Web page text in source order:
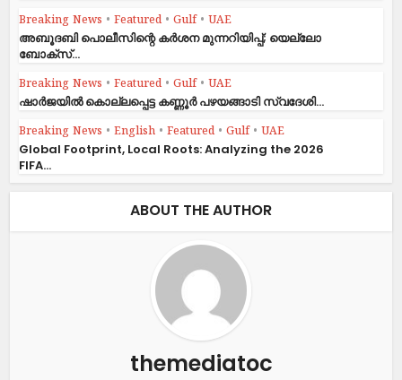
Breaking News • Featured • Gulf • UAE
അബൂദബി പൊലീസിന്റെ കർശന മുന്നറിയിപ്പ്; യെല്ലോ
ബോക്സ്...
Breaking News • Featured • Gulf • UAE
ഷാര്‍ജയില്‍ കൊല്ലപ്പെട്ട കണ്ണൂര്‍ പഴയങ്ങാടി സ്വദേശി...
Breaking News • English • Featured • Gulf • UAE
Global Footprint, Local Roots: Analyzing the 2026
FIFA...
ABOUT THE AUTHOR
themediatoc